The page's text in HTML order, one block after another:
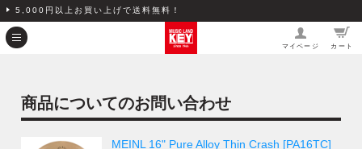
5,000円以上お買い上げで送料無料！
マイページ カート
商品についてのお問い合わせ
MEINL 16" Pure Alloy Thin Crash [PA16TC]